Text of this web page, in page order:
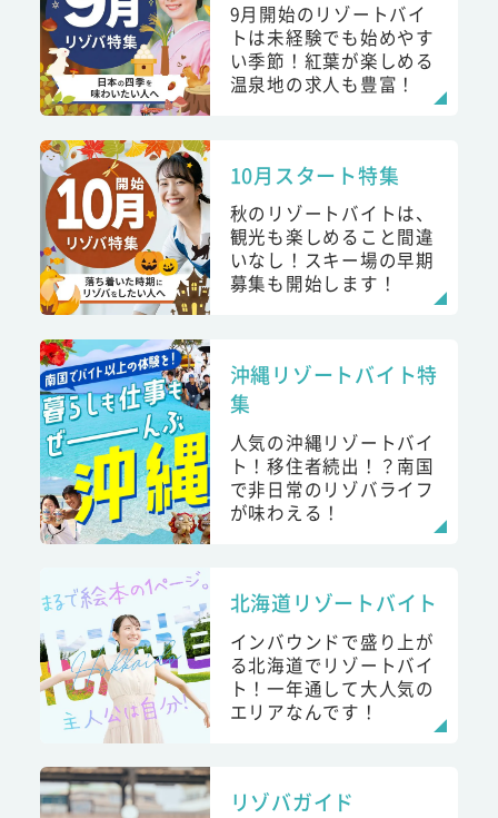
9月開始のリゾートバイ
トは未経験でも始めやす
い季節！紅葉が楽しめる
温泉地の求人も豊富！
10月スタート特集
秋のリゾートバイトは、
観光も楽しめること間違
いなし！スキー場の早期
募集も開始します！
沖縄リゾートバイト特
集
人気の沖縄リゾートバイ
ト！移住者続出！？南国
で非日常のリゾバライフ
が味わえる！
北海道リゾートバイト
インバウンドで盛り上が
る北海道でリゾートバイ
ト！一年通して大人気の
エリアなんです！
リゾバガイド